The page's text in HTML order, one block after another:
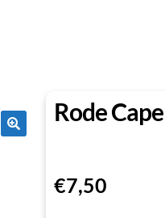
Rode
€7,50